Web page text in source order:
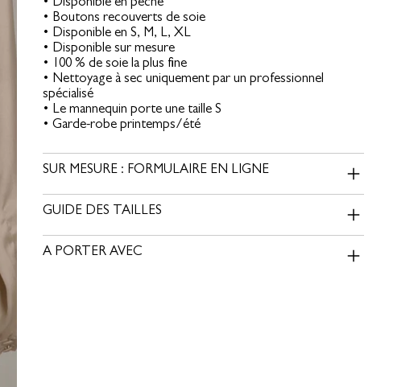
• Disponible en pêche
• Boutons recouverts de soie
• Disponible en S, M, L, XL
• Disponible sur mesure
• 100 % de soie la plus fine
• Nettoyage à sec uniquement par un professionnel
spécialisé
• Le mannequin porte une taille S
• Garde-robe printemps/été
SUR MESURE : FORMULAIRE EN LIGNE
GUIDE DES TAILLES
A PORTER AVEC